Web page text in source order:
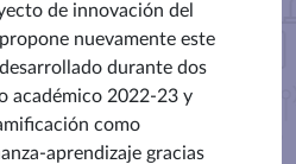
de innovación del
nuevamente este
durante dos
académico 2022-23 y
como
aprendizaje gracias